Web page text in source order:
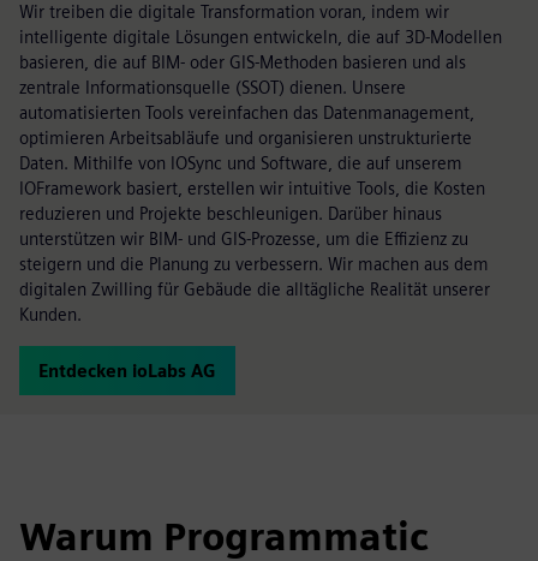
Wir treiben die digitale Transformation voran, indem wir
intelligente digitale Lösungen entwickeln, die auf 3D-Modellen
basieren, die auf BIM- oder GIS-Methoden basieren und als
zentrale Informationsquelle (SSOT) dienen. Unsere
automatisierten Tools vereinfachen das Datenmanagement,
optimieren Arbeitsabläufe und organisieren unstrukturierte
Daten. Mithilfe von IOSync und Software, die auf unserem
IOFramework basiert, erstellen wir intuitive Tools, die Kosten
reduzieren und Projekte beschleunigen. Darüber hinaus
unterstützen wir BIM- und GIS-Prozesse, um die Effizienz zu
steigern und die Planung zu verbessern. Wir machen aus dem
digitalen Zwilling für Gebäude die alltägliche Realität unserer
Kunden.
Entdecken ioLabs AG
Warum Programmatic